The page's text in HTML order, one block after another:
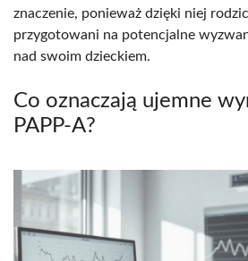
znaczenie, ponieważ dzięki niej
przygotowani na potencjalne
nad swoim dzieckiem.
Co oznaczają ujemne
PAPP-A?